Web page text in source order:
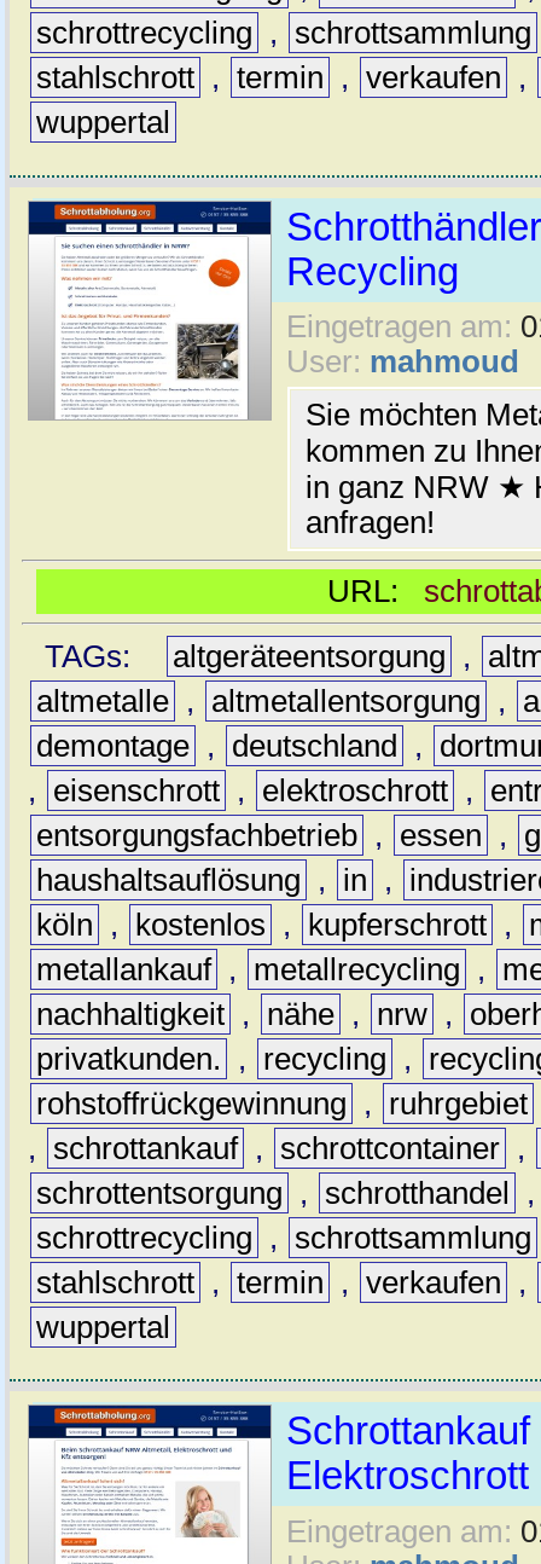
schrottrecycling
, schrottsammlung
stahlschrott , termin , verkaufen
,
wuppertal
Recycling
Eingetragen am:
User: mahmoud
Sie möchten
kommen zu
in ganz NRW ★
anfragen!
URL:
TAGs:
altgeräteentsorgung ,
altmetalle , altmetallentsorgung ,
demontage , deutschland ,
,
eisenschrott , elektroschrott ,
entsorgungsfachbetrieb , essen ,
haushaltsauflösung
, in ,
köln
, kostenlos , kupferschrott ,
metallankauf , metallrecycling ,
nachhaltigkeit , nähe , nrw ,
privatkunden.
, recycling ,
rohstoffrückgewinnung
, ruhrgebiet
,
schrottankauf , schrottcontainer ,
schrottentsorgung
, schrotthandel
schrottrecycling
, schrottsammlung
stahlschrott , termin , verkaufen
,
wuppertal
Schrottankauf
Elektroschrott
Eingetragen am: